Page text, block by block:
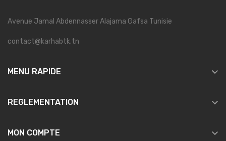
Avenue Jamal Abdennasser Alajama Gafsa Tunisie
contact@karhabtk.tn
MENU RAPIDE 
REGLEMENTATION 
MON COMPTE 